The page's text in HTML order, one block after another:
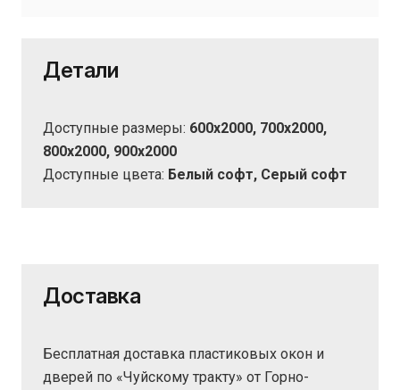
Детали
Доступные размеры: 600х2000, 700х2000,
800х2000, 900х2000
Доступные цвета: Белый софт, Серый софт
Доставка
Бесплатная доставка пластиковых окон и
дверей по «Чуйскому тракту» от Горно-